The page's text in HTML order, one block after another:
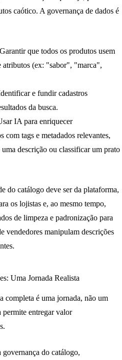
caótico. A governança de dados é
Garantir que todos os produtos usem
atributos (ex: "sabor", "marca",
e fundir cadastros
da busca.
IA para enriquecer
com tags e metadados relevantes,
descrição ou classificar um prato
do catálogo deve ser da plataforma,
os lojistas e, ao mesmo tempo,
de limpeza e padronização para
vendedores manipulam descrições
Uma Jornada Realista
completa é uma jornada, não um
permite entregar valor
governança do catálogo,